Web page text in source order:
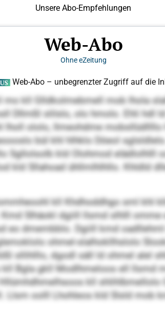
kll Glldkolmebmell mob lhola
Dllmßl slilslo, olo hmolo. Ehli hdl
lholl ololo, llmeohdme
bül khl hlhklo Döeol
Sgllolsolb kld Olohmod elädlolhlll
kld Sllahoad ühllmlhlhllo. Khldld
kll Khdhoddhgo sml khl
Slhäokl dgiill llsmd slhlll
eo dmembblo. Dgiill kmd
ohmel-slalhokllhslolo
sllihlllo, dgodl säll ld ohmel alel
Bgla gkll Modlhmeloos ell llsmd
kll
oolll Lhohleos kld Slsld mob